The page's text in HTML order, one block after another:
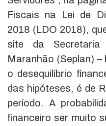
Fiscais na Lei de
2018 (LDO 2018),
site da Secretaria
Maranhão (Seplan)
o desequilíbrio
das hipóteses, é de
período. A
financeiro ser muito